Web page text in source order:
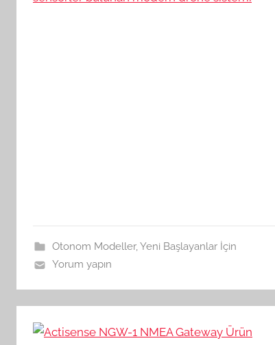
Otonom Modeller,Yeni Başlayanlar İçin
Yorum yapın